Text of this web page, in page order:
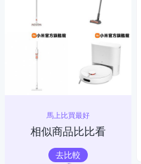
馬上比買最好
相似商品比比看
去比較